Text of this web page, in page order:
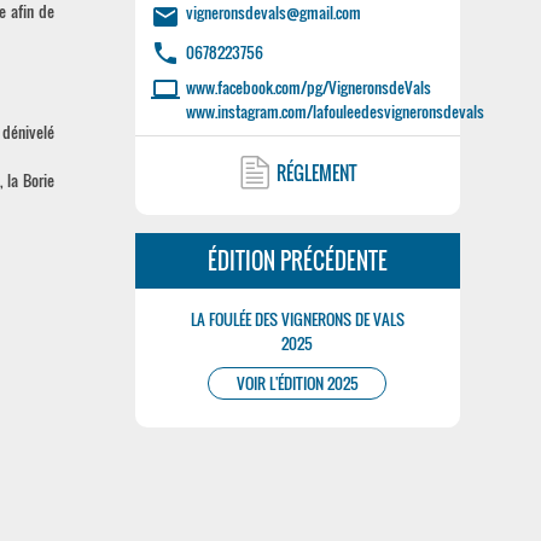
afin de
la Borie
email vigneronsdevals@gmail.com
phone 0678223756
laptop www.facebook.com/pg/VigneronsdeVals
www.instagram.com/lafouleedesvigneronsdevals
RÉGLEMENT
ÉDITION PRÉCÉDENTE
LA FOULÉE DES VIGNERONS DE VALS
2025
VOIR L'ÉDITION 2025